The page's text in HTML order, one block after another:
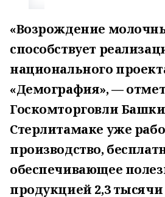
«Возрождение
способствует
национального
«Демография», —
Госкомторговли
Стерлитамаке уже
производство,
обеспечивающее
продукцией 2,3 тысячи